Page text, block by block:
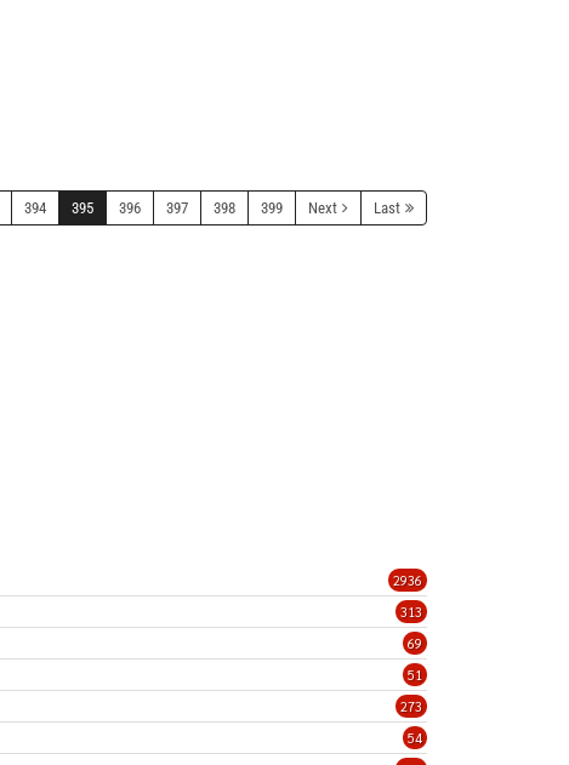
394 395 396 397 398 399 Next Last
2936
313
69
51
273
54